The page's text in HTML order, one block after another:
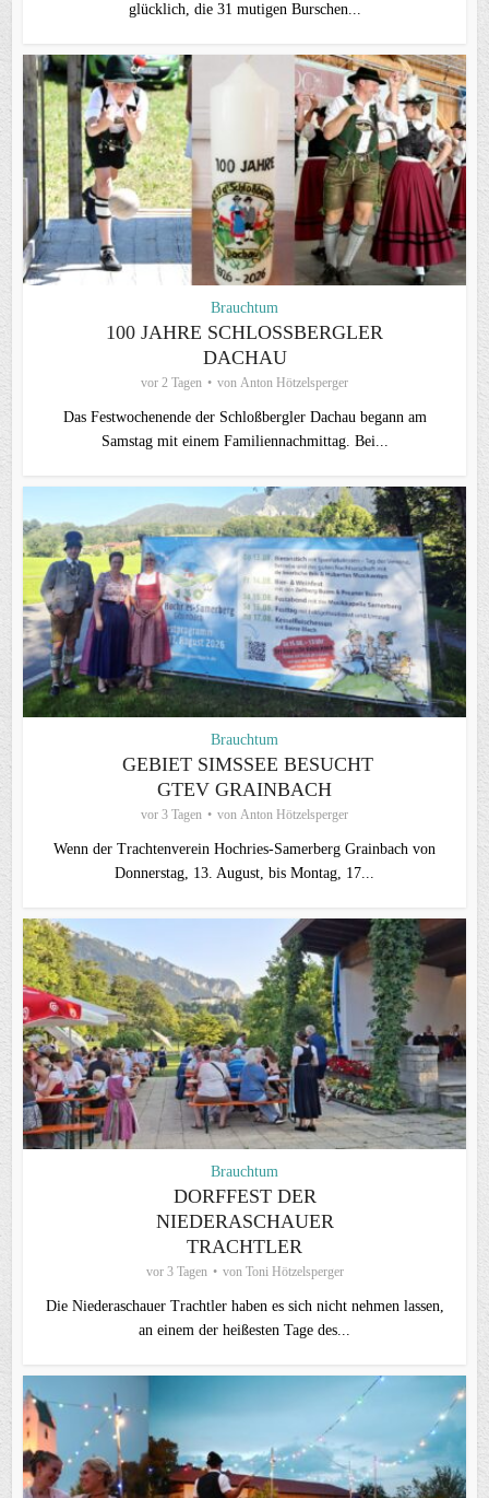
glücklich, die 31 mutigen Burschen...
Brauchtum
100 JAHRE SCHLOSSBERGLER D
ACHAU
vor 2 Tagen von Anton Hötzelsperger
Das Festwochenende der Schloßbergler Dachau begann am
Samstag mit einem Familiennachmittag. Bei...
Brauchtum
GEBIET SIMSSEE BESUCHT
GTEV GRAINBACH
vor 3 Tagen von Anton Hötzelsperger
Wenn der Trachtenverein Hochries-Samerberg Grainbach von
Donnerstag, 13. August, bis Montag, 17...
Brauchtum
DORFFEST DER
NIEDERASCHAUER
TRACHTLER
vor 3 Tagen von Toni Hötzelsperger
Die Niederaschauer Trachtler haben es sich nicht nehmen lassen,
an einem der heißesten Tage des...